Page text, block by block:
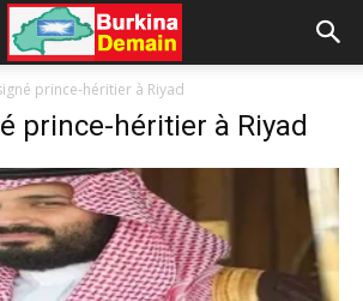
prince-héritier à Riyad
prince-héritier à Riyad